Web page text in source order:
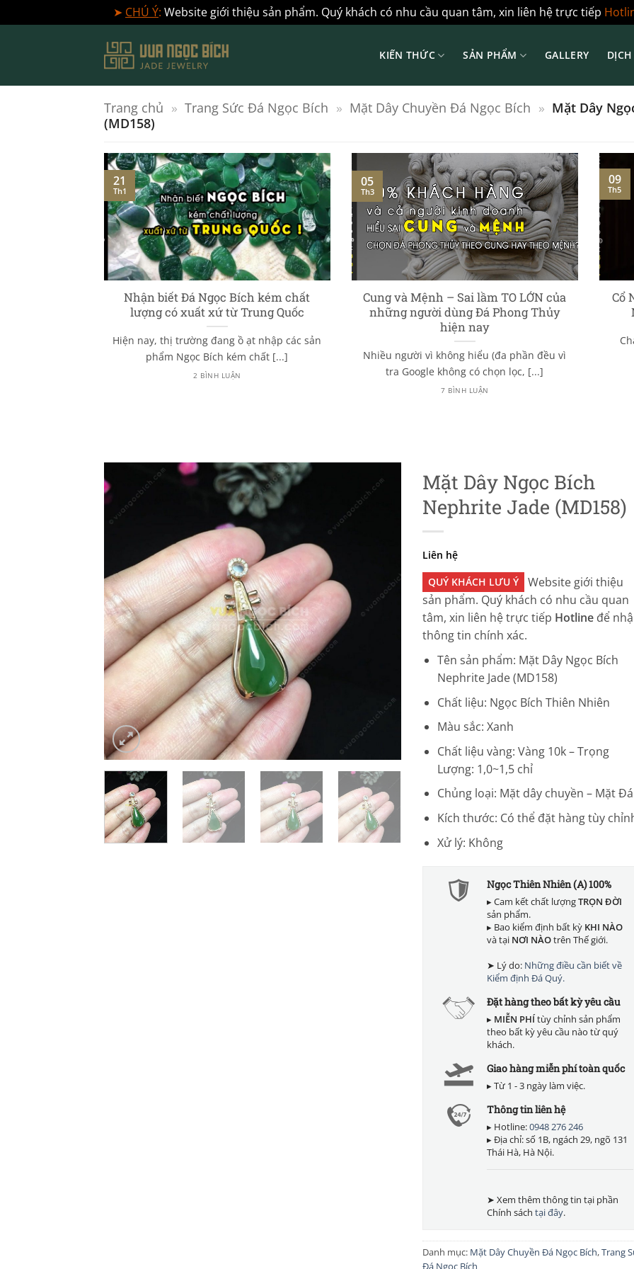
➤ CHÚ Ý: Website giới thiệu sản phẩm. Quý khách có nhu cầu quan tâm, xin liên hệ trực tiếp
dung
KIẾN THỨC SẢN PHẨM GALLERY
Trang chủ » Trang Sức Đá Ngọc Bích » Mặt Dây Chuyền Đá Ngọc Bích » Mặt Dây
(MD158)
Nhận biết Đá Ngọc Bích kém chất
lượng có xuất xứ từ Trung Quốc
Hiện nay, thị trường đang ồ ạt nhập các sản
phẩm Ngọc Bích kém chất [...]
2 BÌNH LUẬN
21
Th1
Cung và Mệnh – Sai lầm TO LỚN của
những người dùng Đá Phong Thủy
hiện nay
Nhiều người vì không hiểu (đa phần đều vì
tra Google không có chọn lọc, [...]
7 BÌNH LUẬN
05
Th3
Cổ
09
Th5
Mặt Dây Ngọc Bích
Nephrite Jade (MD158)
Liên hệ
QUÝ KHÁCH LƯU Ý
Website giới thiệu
sản phẩm. Quý khách có nhu cầu quan
tâm, xin liên hệ trực tiếp Hotline để
thông tin chính xác.
Tên sản phẩm: Mặt Dây Ngọc Bích
Nephrite Jade (MD158)
Chất liệu: Ngọc Bích Thiên Nhiên
Màu sắc: Xanh
Chất liệu vàng: Vàng 10k – Trọng
Lượng: 1,0~1,5 chỉ
Chủng loại: Mặt dây chuyền – Mặt Đá
Kích thước: Có thể đặt hàng tùy
Xử lý: Không
Ngọc Thiên Nhiên (A) 100%
▸ Cam kết chất lượngTRỌN ĐỜI
sản phẩm.
▸ Bao kiểm định bất kỳ KHI NÀO
và tại NƠI NÀOtrên Thế giới.
➤ Lý do: Những điều cần biết về
Kiểm định Đá Quý.
Đặt hàng theo bất kỳ yêu cầu
▸ MIỄN PHÍ tùy chỉnh sản phẩm
theo bất kỳ yêu cầu nào từ quý
khách.
Giao hàng miễn phí toàn quốc
▸ Từ 1 - 3 ngày làm việc.
Thông tin liên hệ
▸ Hotline:0948 276 246
▸ Địa chỉ: số 1B, ngách 29, ngõ 131
Thái Hà, Hà Nội.
➤ Xem thêm thông tin tại phần
Chính sách tại đây.
Danh mục: Mặt Dây Chuyền Đá Ngọc Bích,Trang
Đá Ngọc Bích